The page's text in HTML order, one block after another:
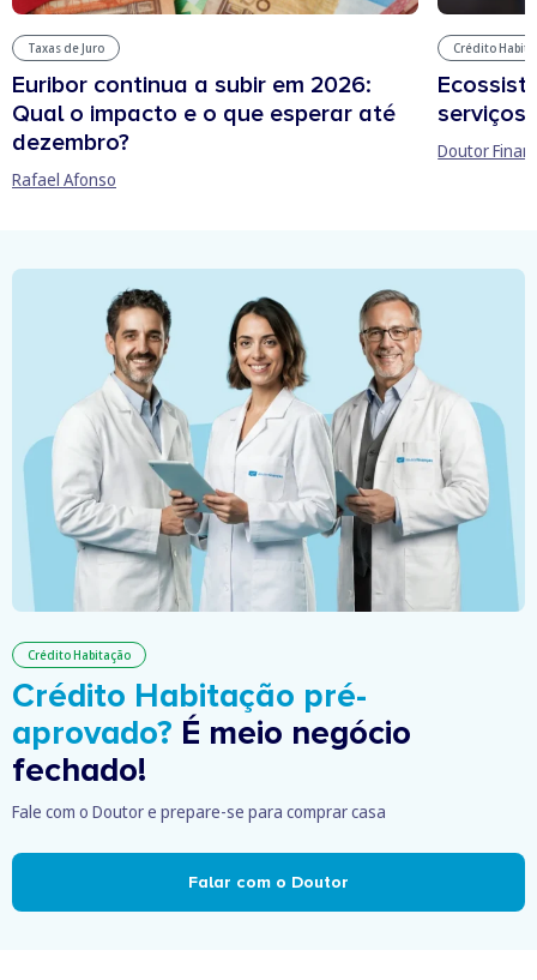
Taxas de Juro
Euribor continua a subir em 2026:
Qual o impacto e o que esperar até
dezembro?
Rafael Afonso
Crédito
serviços
Doutor
Crédito Habitação
Crédito Habitação pré-
aprovado? É meio negócio
fechado!
Fale com o Doutor e prepare-se para comprar casa
Falar com o Doutor